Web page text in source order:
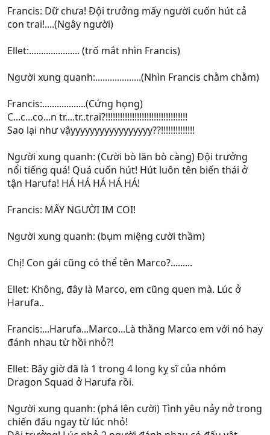
Francis: Dữ chưa! Đội trưởng mấy người cuốn hút cả
con trai!....(Ngây người)
Ellet:..................... (trố mắt nhìn Francis)
Người xung quanh:...................(Nhìn Francis chằm chằm)
Francis:..................(Cứng họng)
C...c...co...n tr....tr..trai?!!!!!!!!!!!!!!!!!!!!!!!!!!!!!!!!!!
Sao lại như vậyyyyyyyyyyyyyyyyy??!!!!!!!!!!!!!!
Người xung quanh: (Cười bò lăn bò càng) Đội trưởng
nổi tiếng quá! Quá cuốn hút! Hút luôn tên biến thái ở
tận Harufa! HÁ HÁ HÁ HÁ HÁ!
Francis: MẤY NGƯỜI IM COI!
Người xung quanh: (bụm miệng cười thầm)
Chị! Con gái cũng có thể tên Marco?.........
Ellet: Không, đây là Marco, em cũng quen mà. Lúc ở
Harufa..
Francis:...Harufa...Marco...Là thằng Marco em với nó hay
đánh nhau từ hồi nhỏ?!
Ellet: Bây giờ đã là 1 trong 4 long kỵ sĩ của nhóm
Dragon Squad ở Harufa rồi.
Người xung quanh: (phá lên cười) Tình yêu nảy nở trong
chiến đấu ngay từ lúc nhỏ!